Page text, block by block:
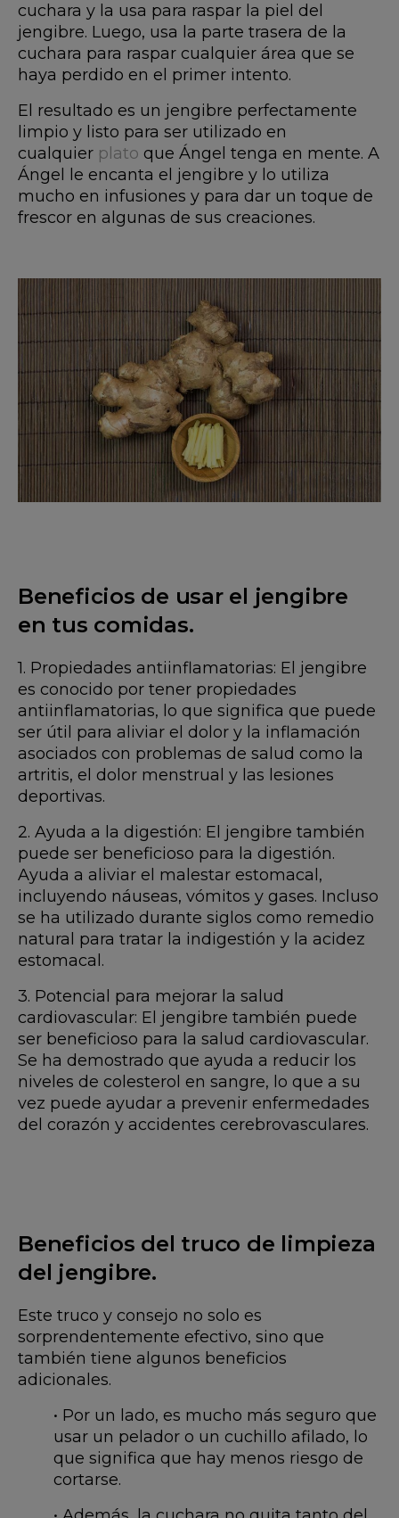
cuchara y la usa para raspar la piel del
jengibre. Luego, usa la parte trasera de la
cuchara para raspar cualquier área que se
haya perdido en el primer intento.
El resultado es un jengibre perfectamente
limpio y listo para ser utilizado en
cualquier plato que Ángel tenga en mente. A
Ángel le encanta el jengibre y lo utiliza
mucho en infusiones y para dar un toque de
frescor en algunas de sus creaciones.
Beneficios de usar el jengibre
en tus comidas.
1. Propiedades antiinflamatorias: El jengibre
es conocido por tener propiedades
antiinflamatorias, lo que significa que puede
ser útil para aliviar el dolor y la inflamación
asociados con problemas de salud como la
artritis, el dolor menstrual y las lesiones
deportivas.
2. Ayuda a la digestión: El jengibre también
puede ser beneficioso para la digestión.
Ayuda a aliviar el malestar estomacal,
incluyendo náuseas, vómitos y gases. Incluso
se ha utilizado durante siglos como remedio
natural para tratar la indigestión y la acidez
estomacal.
3. Potencial para mejorar la salud
cardiovascular: El jengibre también puede
ser beneficioso para la salud cardiovascular.
Se ha demostrado que ayuda a reducir los
niveles de colesterol en sangre, lo que a su
vez puede ayudar a prevenir enfermedades
del corazón y accidentes cerebrovasculares.
Beneficios del truco de limpieza
del jengibre.
Este truco y consejo no solo es
sorprendentemente efectivo, sino que
también tiene algunos beneficios
adicionales.
• Por un lado, es mucho más seguro que
usar un pelador o un cuchillo afilado, lo
que significa que hay menos riesgo de
cortarse.